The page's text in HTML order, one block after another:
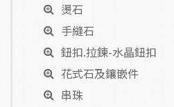
燙石
手縫石
鈕扣.拉鍊-水晶鈕扣
花式石及鑲嵌件
串珠